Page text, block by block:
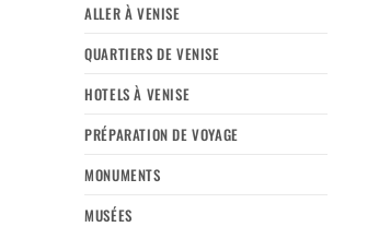
ALLER À VENISE
QUARTIERS DE VENISE
HOTELS À VENISE
PRÉPARATION DE VOYAGE
MONUMENTS
MUSÉES